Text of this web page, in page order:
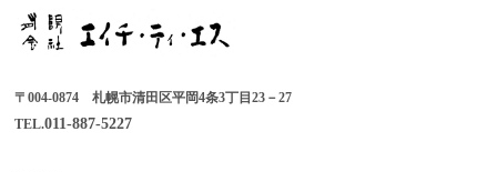
〒004-0874 札幌市清田区平岡4条3丁目23－27
TEL.011-887-5227